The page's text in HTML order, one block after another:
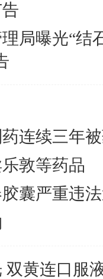
局曝光“结
连续三年
敦等药品
囊严重违
双黄连口服